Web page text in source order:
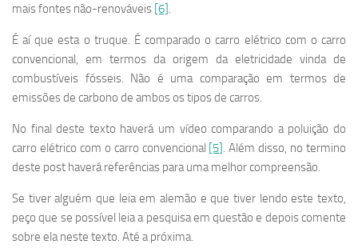
mais fontes não-renováveis [6].
É aí que esta o truque. É comparado o carro elétrico com o carro
convencional, em termos da origem da eletricidade vinda de
combustíveis fósseis. Não é uma comparação em termos de
emissões de carbono de ambos os tipos de carros.
No final deste texto haverá um vídeo comparando a poluição do
carro elétrico com o carro convencional [5]. Além disso, no termino
deste post haverá referências para uma melhor compreensão.
Se tiver alguém que leia em alemão e que tiver lendo este texto,
peço que se possível leia a pesquisa em questão e depois comente
sobre ela neste texto. Até a próxima.